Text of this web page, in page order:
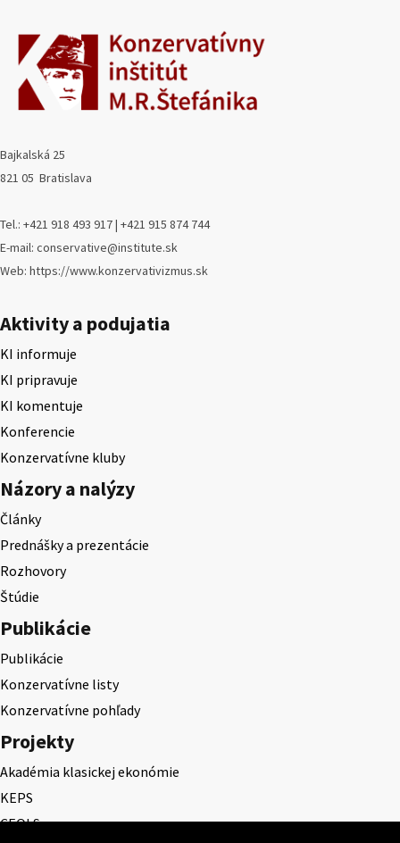
Bajkalská 25
821 05 Bratislava
Tel.: +421 918 493 917 | +421 915 874 744
E-mail: conservative@institute.sk
Web: https://www.konzervativizmus.sk
Aktivity a podujatia
KI informuje
KI pripravuje
KI komentuje
Konferencie
Konzervatívne kluby
Názory a nalýzy
Články
Prednášky a prezentácie
Rozhovory
Štúdie
Publikácie
Publikácie
Konzervatívne listy
Konzervatívne pohľady
Projekty
Akadémia klasickej ekonómie
KEPS
CEQLS